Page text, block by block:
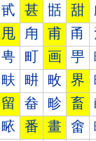
甙 甚 甛 甜
甩 甪 甫 甬
甹 町 画 甼
畉 畊 畋 界
留 畚 畛 畜
畩 番 畫 畬